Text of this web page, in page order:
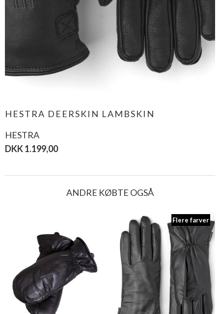
HESTRA DEERSKIN LAMBSKIN
HESTRA
DKK 1.199,00
ANDRE KØBTE OGSÅ
Flere farver